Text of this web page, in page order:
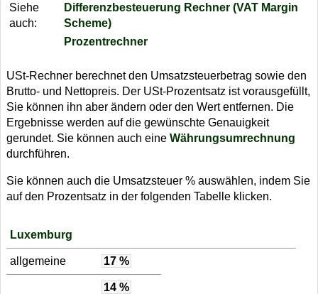
Siehe
auch:
Differenzbesteuerung Rechner (VAT Margin
Scheme)
Prozentrechner
USt-Rechner berechnet den Umsatzsteuerbetrag sowie den
Brutto- und Nettopreis. Der USt-Prozentsatz ist vorausgefüllt,
Sie können ihn aber ändern oder den Wert entfernen. Die
Ergebnisse werden auf die gewünschte Genauigkeit
gerundet. Sie können auch eine Währungsumrechnung
durchführen.
Sie können auch die Umsatzsteuer % auswählen, indem Sie
auf den Prozentsatz in der folgenden Tabelle klicken.
Luxemburg
allgemeine 17 %
14 %